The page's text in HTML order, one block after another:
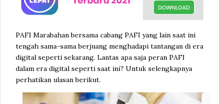
PAFI Marabahan bersama cabang PAFI yang lain saat ini
tengah sama-sama berjuang menghadapi tantangan di era
digital seperti sekarang. Lantas apa saja peran PAFI
dalam era digital seperti saat ini? Untuk selengkapnya
perhatikan ulasan berikut.